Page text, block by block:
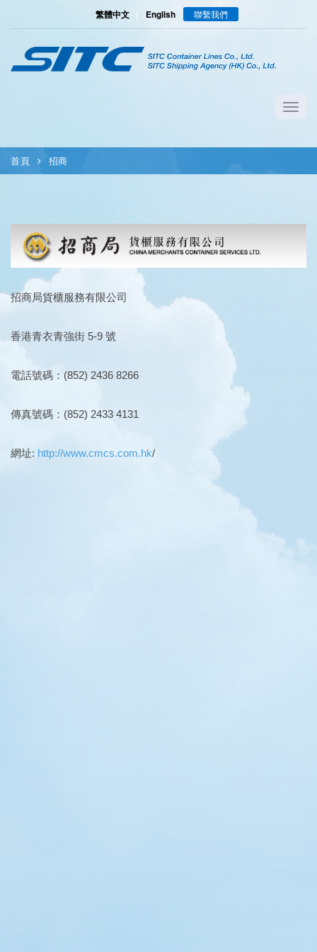
繁體中文| English 聯繫我們
首頁 招商
招商局貨櫃服務有限公司
香港青衣青強街 5-9 號
電話號碼：(852) 2436 8266
傳真號碼：(852) 2433 4131
網址: http://www.cmcs.com.hk/